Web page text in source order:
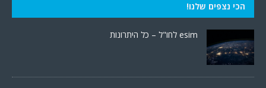
הכי נצפים שלנו!
esim לחו"ל – כל היתרונות